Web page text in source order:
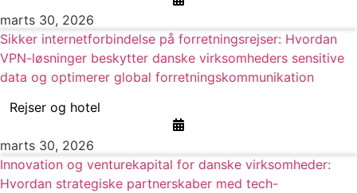
marts 30, 2026
Sikker internetforbindelse på forretningsrejser: Hvordan
VPN-løsninger beskytter danske virksomheders sensitive
data og optimerer global forretningskommunikation
Rejser og hotel
marts 30, 2026
Innovation og venturekapital for danske virksomheder:
Hvordan strategiske partnerskaber med tech-